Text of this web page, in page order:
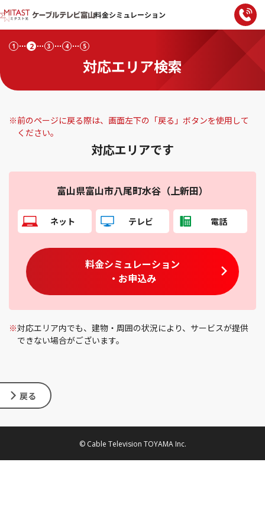
料金シミュレーション
対応エリア検索
1 2 3 4 5
※前のページに戻る際は、画面左下の「戻る」ボタンを使用して
ください。
対応エリアです
富山県富山市八尾町水谷（上新田）
ネット テレビ 電話
料金シミュレーション
・お申込み
※対応エリア内でも、建物・周囲の状況により、サービスが提供
できない場合がございます。
戻る
© Cable Television TOYAMA Inc.